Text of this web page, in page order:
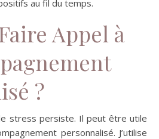
au fil du temps.
Appel à
?
stress persiste. Il peut être utile
personnalisé. J’utilise